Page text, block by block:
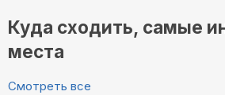
Куда сходить, самые
места
Смотреть все